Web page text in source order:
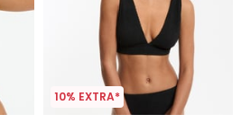
10% EXTRA*